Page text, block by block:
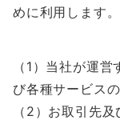
めに利用します。
（1）当社が運
び各種サービス
（2）お取引先